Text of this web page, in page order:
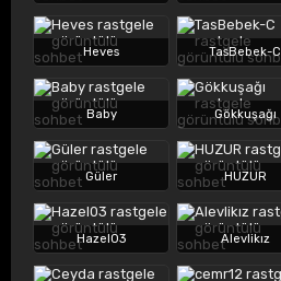
Heves TasBebek-C
Baby Gökkuşağı
Güler HUZUR
Hazel03 Alevlikız